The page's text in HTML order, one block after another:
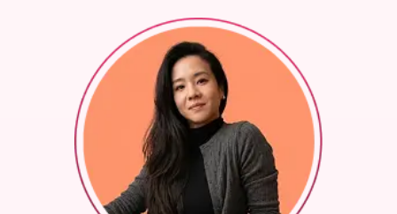
Hsieh Karen (LP)
BOOK APPOINTMENT